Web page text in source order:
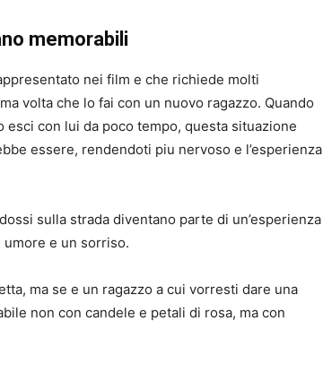
memorabili
nei film e che richiede molti
volta che lo fai con un nuovo ragazzo. Quando
con lui da poco tempo, questa situazione
essere, rendendoti piu nervoso e l’esperienza
sulla strada diventano parte di un’esperienza
e un sorriso.
ma se e un ragazzo a cui vorresti dare una
non con candele e petali di rosa, ma con